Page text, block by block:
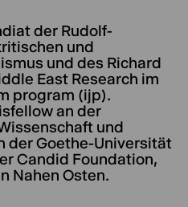
der Rudolf-
und
und des Richard
East Research im
program (ijp).
an der
und
der Goethe-Universität
Candid Foundation,
Nahen Osten.